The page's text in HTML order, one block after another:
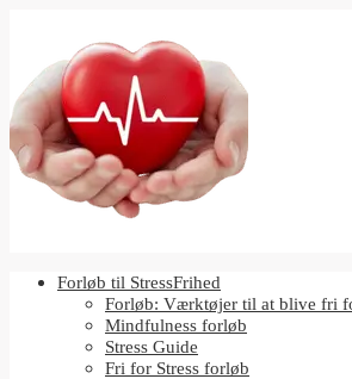
Forløb til StressFrihed
Forløb: Værktøjer til at blive fri
Mindfulness forløb
Stress Guide
Fri for Stress forløb